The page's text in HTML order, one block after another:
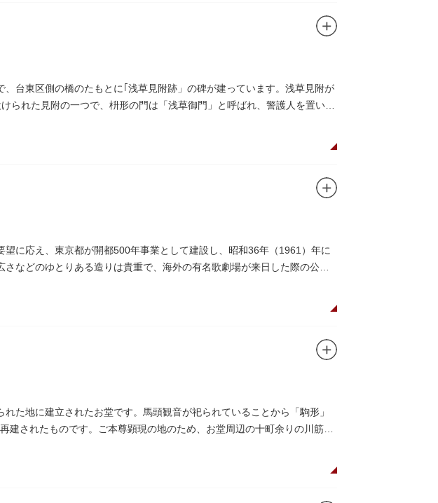
台東区側の橋のたもとに｢浅草見附跡」の碑が建っています。浅草見附が
れた見附の一つで、枡形の門は「浅草御門」と呼ばれ、警護人を置いて
に応え、東京都が開都500年事業として建設し、昭和36年（1961）年に
などのゆとりある造りは貴重で、海外の有名歌劇場が来日した際の公演
た地に建立されたお堂です。馬頭観音が祀られていることから「駒形」
されたものです。ご本尊顕現の地のため、お堂周辺の十町余りの川筋は